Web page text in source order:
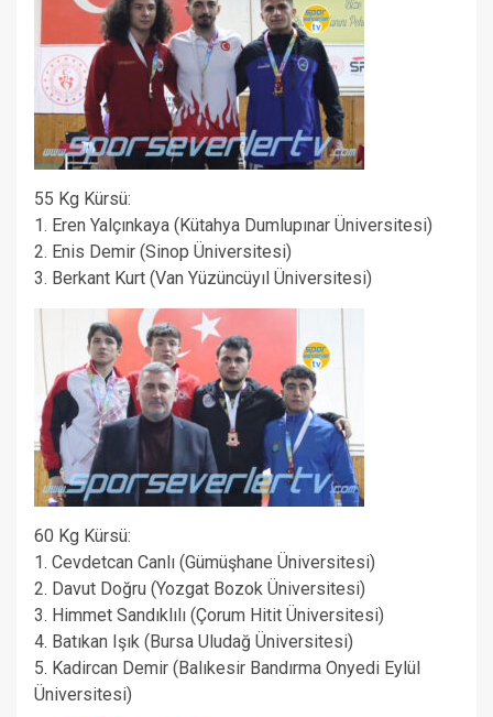
55 Kg Kürsü:
1. Eren Yalçınkaya (Kütahya Dumlupınar Üniversitesi)
2. Enis Demir (Sinop Üniversitesi)
3. Berkant Kurt (Van Yüzüncüyıl Üniversitesi)
60 Kg Kürsü:
1. Cevdetcan Canlı (Gümüşhane Üniversitesi)
2. Davut Doğru (Yozgat Bozok Üniversitesi)
3. Himmet Sandıklılı (Çorum Hitit Üniversitesi)
4. Batıkan Işık (Bursa Uludağ Üniversitesi)
5. Kadircan Demir (Balıkesir Bandırma Onyedi Eylül
Üniversitesi)